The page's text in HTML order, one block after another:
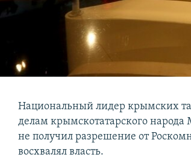
Национальный лидер крымских
делам крымскотатарского народа
не получил разрешение от
восхвалял власть.